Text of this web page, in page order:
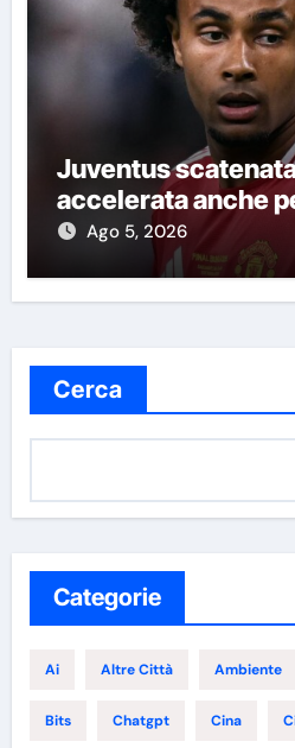
Juventus
accelerata anche
Ago 5, 2026
Cerca
Categorie
Ai Altre Città Ambiente
Bits Chatgpt Cina